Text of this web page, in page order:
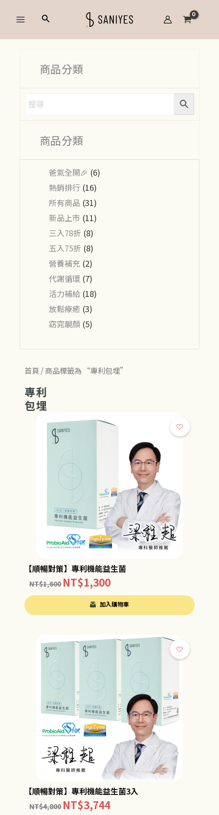
搜
商品分類
商品分類
爸氣全開🎉 (6)
熱銷排行 (16)
所有商品 (31)
新品上市 (11)
三入78折 (8)
五入75折 (8)
營養補充 (2)
代謝循環 (7)
活力補給 (18)
放鬆療癒 (3)
窈窕靚顏 (5)
首頁 / 商品標籤為 “專利包埋”
專利
包埋
【順暢對策】專利機能益生菌
NT$1,600 NT$1,300
加入購物車
【順暢對策】專利機能益生菌3入
NT$4,800 NT$3,744